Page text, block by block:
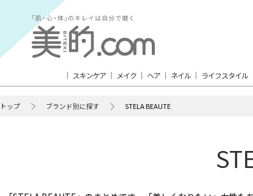
スキンケア メイク ヘア ネイル ライフスタイル
トップ ブランド別に探す STELA BEAUTE